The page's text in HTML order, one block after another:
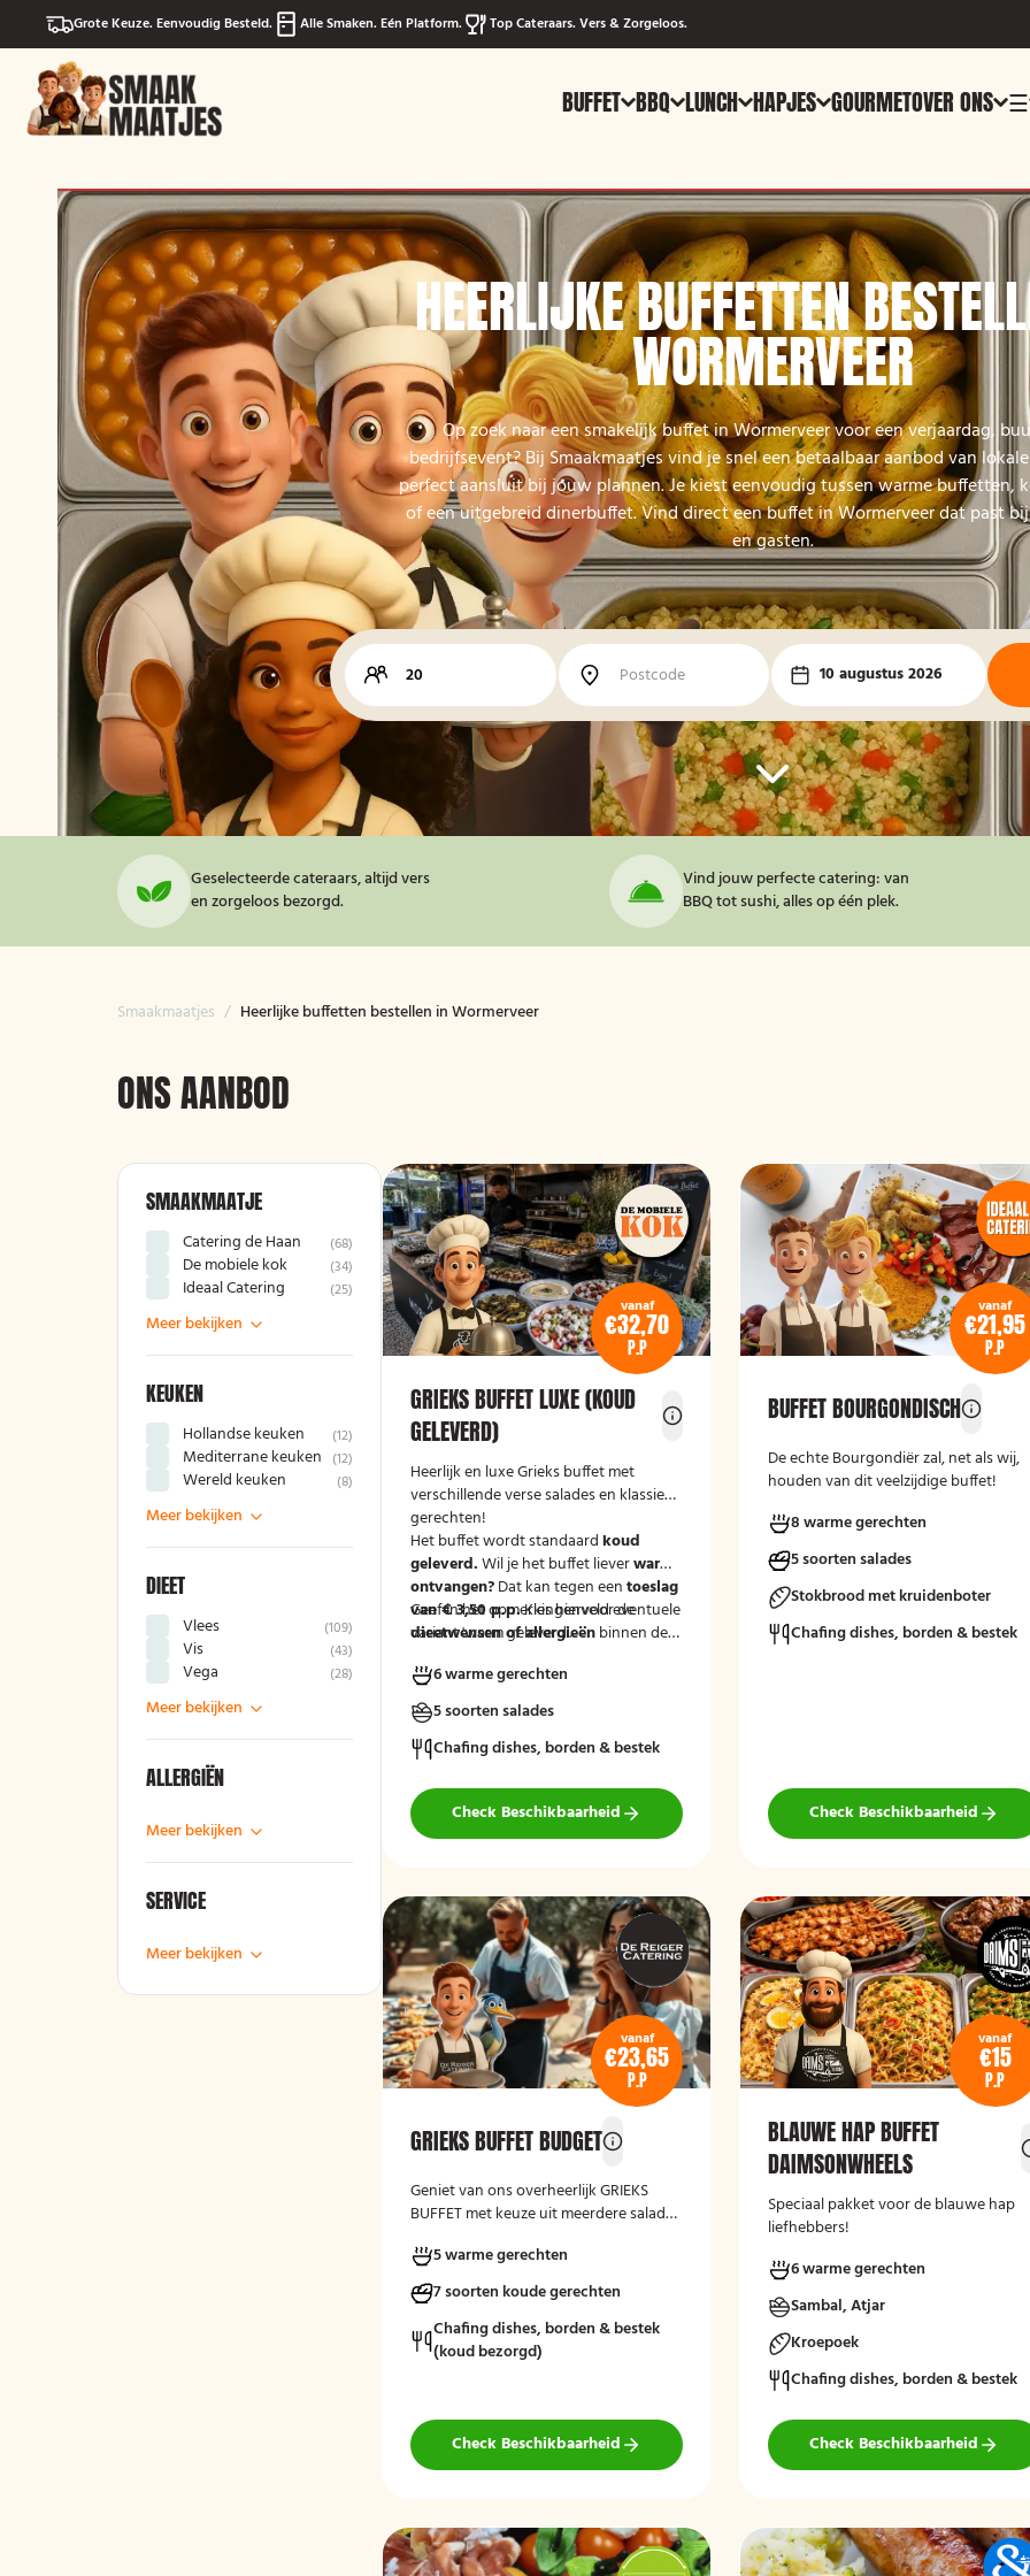
Grote Keuze. Eenvoudig Besteld. Alle Smaken. Eén Platform. Top Cateraars. Vers & Zorgeloos.
BUFFET BBQ LUNCH HAPJES GOURMETOVER ONS ☰
HEERLIJKE BUFFETTEN
WORMERVEER
Op zoek naar een smakelijk buffet in Wormerveer voor een verjaardag,
bedrijfsevent? Bij Smaakmaatjes vind je snel een betaalbaar aanbod van
perfect aansluit bij jouw plannen. Je kiest eenvoudig tussen warme buffetten,
of een uitgebreid dinerbuffet. Vind direct een buffet in Wormerveer dat past
en gasten.
10 augustus 2026
Geselecteerde cateraars, altijd vers
en zorgeloos bezorgd.
Vind jouw perfecte catering: van
BBQ tot sushi, alles op één plek.
Smaakmaatjes / Heerlijke buffetten bestellen in Wormerveer
ONS AANBOD
SMAAKMAATJE
Catering de Haan (68)
De mobiele kok (34)
Ideaal Catering (25)
Meer bekijken
KEUKEN
Hollandse keuken (12)
Mediterrane keuken (12)
Wereld keuken (8)
Meer bekijken
DIEET
Vlees (109)
Vis (43)
Vega (28)
Meer bekijken
ALLERGIËN
Meer bekijken
SERVICE
Meer bekijken
vanaf
€32,70
P.P
GRIEKS BUFFET LUXE (KOUD
GELEVERD)
Heerlijk en luxe Grieks buffet met
verschillende verse salades en klassieke
gerechten!
Het buffet wordt standaardkoud
geleverd.Wil je het buffet lieverwarm
ontvangen?Dat kan tegen eentoeslag
van € 3,50 p.p.Kies hiervoor de
variant 'warm geleverd'.
Geef in het opmerkingenveld eventuele
dieetwensen of allergieënbinnen de
mee kunnen houden.
6 warme gerechten
5 soorten salades
Chafing dishes, borden & bestek
Check Beschikbaarheid
vanaf
€21,95
P.P
BUFFET BOURGONDISCH
De echte Bourgondiër zal, net als wij,
houden van dit veelzijdige buffet!
8 warme gerechten
5 soorten salades
Stokbrood met kruidenboter
Chafing dishes, borden & bestek
Check Beschikbaarheid
vanaf
€23,65
P.P
GRIEKS BUFFET BUDGET
Geniet van ons overheerlijk GRIEKS
BUFFET met keuze uit meerdere salade-
kruidenboter. Laat het smaken!
5 warme gerechten
7 soorten koude gerechten
Chafing dishes, borden & bestek
(koud bezorgd)
Check Beschikbaarheid
vanaf
€15
P.P
BLAUWE HAP BUFFET
DAIMSONWHEELS
Speciaal pakket voor de blauwe hap
liefhebbers!
6 warme gerechten
Sambal, Atjar
Kroepoek
Chafing dishes, borden & bestek
Check Beschikbaarheid